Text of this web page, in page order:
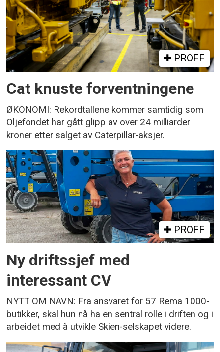
PROFF
Cat knuste forventningene
ØKONOMI: Rekordtallene kommer samtidig som
Oljefondet har gått glipp av over 24 milliarder
kroner etter salget av Caterpillar-aksjer.
PROFF
Ny driftssjef med
interessant CV
NYTT OM NAVN: Fra ansvaret for 57 Rema 1000-
butikker, skal hun nå ha en sentral rolle i driften og i
arbeidet med å utvikle Skien-selskapet videre.